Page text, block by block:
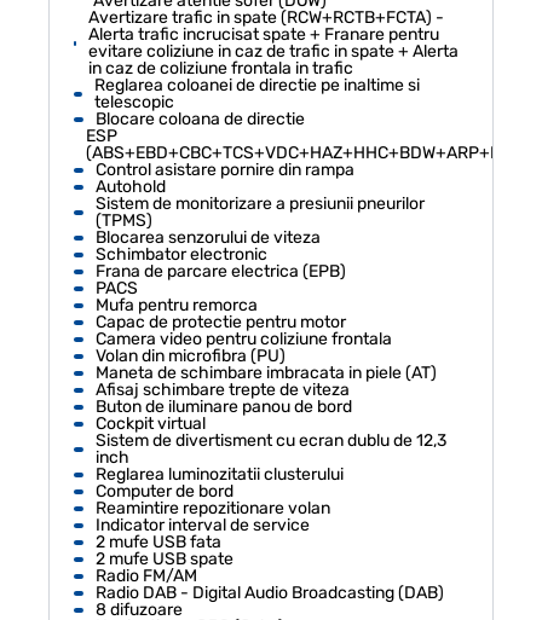
Avertizare trafic in spate (RCW+RCTB+FCTA) -
Alerta trafic incrucisat spate + Franare pentru
evitare coliziune in caz de trafic in spate + Alerta
in caz de coliziune frontala in trafic
Reglarea coloanei de directie pe inaltime si
telescopic
Blocare coloana de directie
ESP
(ABS+EBD+CBC+TCS+VDC+HAZ+HHC+BDW+ARP+HDC)
Control asistare pornire din rampa
Autohold
Sistem de monitorizare a presiunii pneurilor
(TPMS)
Blocarea senzorului de viteza
Schimbator electronic
Frana de parcare electrica (EPB)
PACS
Mufa pentru remorca
Capac de protectie pentru motor
Camera video pentru coliziune frontala
Volan din microfibra (PU)
Maneta de schimbare imbracata in piele (AT)
Afisaj schimbare trepte de viteza
Buton de iluminare panou de bord
Cockpit virtual
Sistem de divertisment cu ecran dublu de 12,3
inch
Reglarea luminozitatii clusterului
Computer de bord
Reamintire repozitionare volan
Indicator interval de service
2 mufe USB fata
2 mufe USB spate
Radio FM/AM
Radio DAB - Digital Audio Broadcasting (DAB)
8 difuzoare